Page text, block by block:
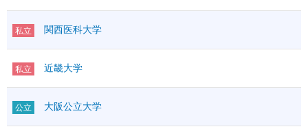
私立 関西医科大学
私立 近畿大学
公立 大阪公立大学